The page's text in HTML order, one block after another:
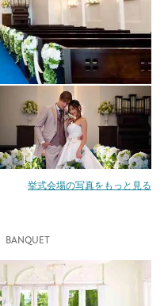
挙式会場の写真をもっと見る
BANQUET